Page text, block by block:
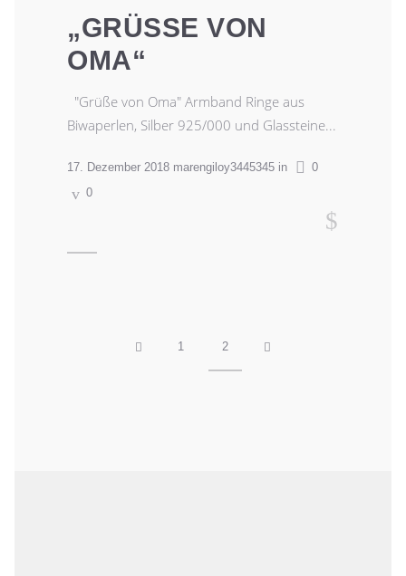
„GRÜSSE VON O
MA“
"Grüße von Oma" Armband Ringe aus
Biwaperlen, Silber 925/000 und Glassteine...
17. Dezember 2018 marengiloy3445345 in
0
0
1 2